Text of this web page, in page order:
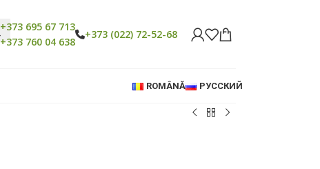
+373 695 67 713
+373 760 04 638
+373 (022) 72-52-68
ROMÂNĂ РУССКИЙ